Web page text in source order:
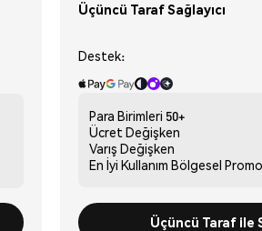
Üçüncü Taraf Sağlayıcı
Destek:
Para Birimleri 50+
Ücret Değişken
Varış Değişken
En İyi Kullanım Bölgesel
Üçüncü Taraf ile